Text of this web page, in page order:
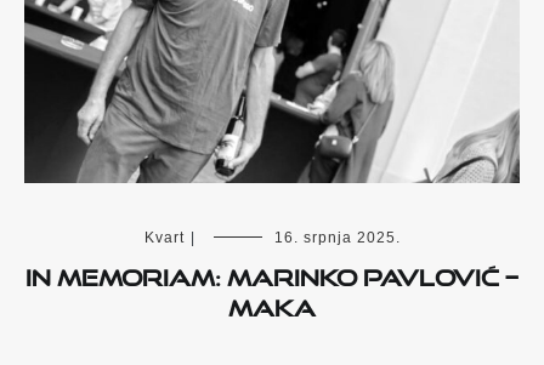
Kvart 16. srpnja 2025.
IN MEMORIAM: MARINKO PAVLOVIĆ –
MAKA